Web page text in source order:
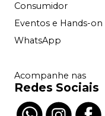
Consumidor
Eventos e Hands-on
WhatsApp
Acompanhe nas
Redes Sociais